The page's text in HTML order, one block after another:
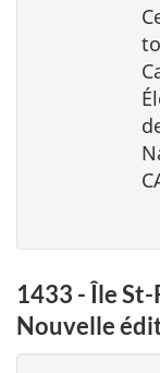
1433 - Île
Nouvelle